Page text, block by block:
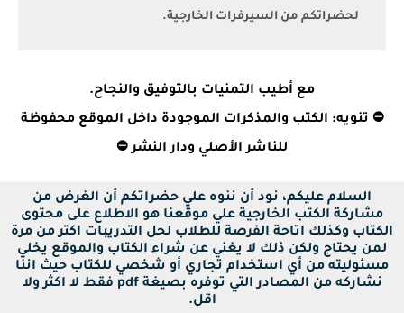
لحضراتكم من السيرفرات الخارجية.
مع أطيب التمنيات بالتوفيق والنجاح.
⛔ تنويه: الكتب والمذكرات الموجودة داخل الموقع محفوظة
للناشر الأصلي ودار النشر ⛔
السلام عليكم، نود أن ننوه علي حضراتكم أن الغرض من
مشاركة الكتب الخارجية علي موقعنا هو الاطلاع على محتوى
الكتاب وكذلك اتاحة الفرصة للطلاب لحل التدريبات اكتر من مرة
لمن يحتاج ولكن ذلك لا يغني عن شراء الكتاب والموقع يخلي
مسئوليته من أي استخدام تجاري أو شخصي للكتاب حيث اننا
نشاركه من المصادر التي توفره بصيغة pdf فقط لا اكثر ولا
اقل.